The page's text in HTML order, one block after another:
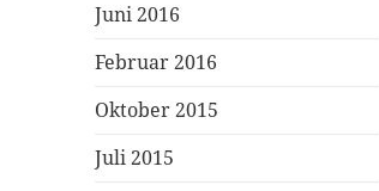
Juni 2016
Februar 2016
Oktober 2015
Juli 2015